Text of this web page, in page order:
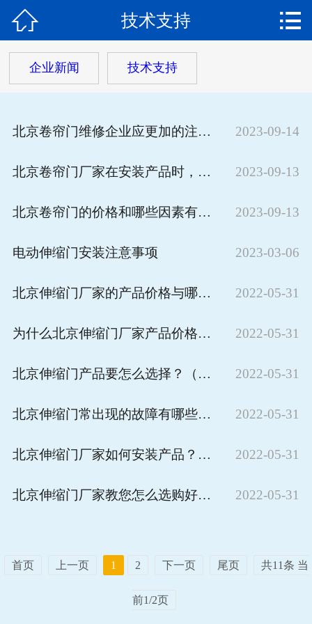
联系我们
 技术支持 
企业新闻 技术支持
北京卷帘门维修企业应更加的注意细节 2023-09-14
北京卷帘门厂家在安装产品时，要注意哪些方面？ 2023-09-13
北京卷帘门的价格和哪些因素有关系？ 2023-09-13
电动伸缩门安装注意事项 2023-03-06
北京伸缩门厂家的产品价格与哪些因素有关？ 2022-05-31
为什么北京伸缩门厂家产品价格差异很大？ 2022-05-31
北京伸缩门产品要怎么选择？（北京伸缩门产品选择时主要考虑哪几方面？） 2022-05-31
北京伸缩门常出现的故障有哪些？如何解决？ 2022-05-31
北京伸缩门厂家如何安装产品？（北京伸缩门厂家施工安装的步骤是什么？） 2022-05-31
北京伸缩门厂家教您怎么选购好的产品（北京伸缩门厂家选购产品要看哪些方面？） 2022-05-31
首页 上一页 1 2 下一页 尾页 共11条 当
前1/2页